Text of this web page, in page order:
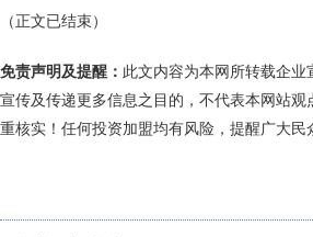
（正文已结束）
免责声明及提醒： 此文内容为本网所转载企
宣传及传递更多信息之目的，不代表本网站
重核实！任何投资加盟均有风险，提醒广大民